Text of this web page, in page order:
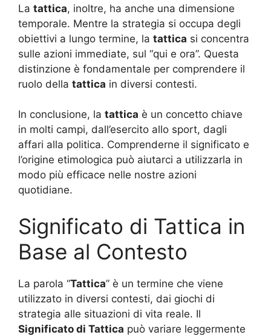
La tattica, inoltre, ha anche una dimensione
temporale. Mentre la strategia si occupa degli
obiettivi a lungo termine, la tattica si concentra
sulle azioni immediate, sul “qui e ora”. Questa
distinzione è fondamentale per comprendere il
ruolo della tattica in diversi contesti.
In conclusione, la tattica è un concetto chiave
in molti campi, dall’esercito allo sport, dagli
affari alla politica. Comprenderne il significato e
l’origine etimologica può aiutarci a utilizzarla in
modo più efficace nelle nostre azioni
quotidiane.
Significato di Tattica in
Base al Contesto
La parola “Tattica” è un termine che viene
utilizzato in diversi contesti, dai giochi di
strategia alle situazioni di vita reale. Il
Significato di Tattica può variare leggermente